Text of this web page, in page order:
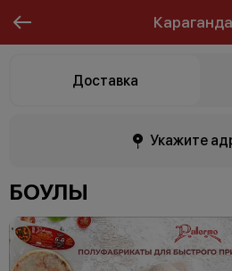
Караганда
Доставка
Укажите
БОУЛЫ